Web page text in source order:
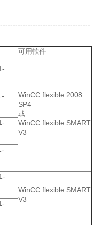
可用軟件
WinCC flexible 2008
SP4
或
WinCC flexible SMART
V3
WinCC flexible SMART
V3